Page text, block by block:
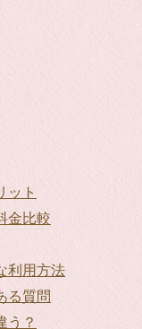
ット
金比較
利用方法
る質問
う？